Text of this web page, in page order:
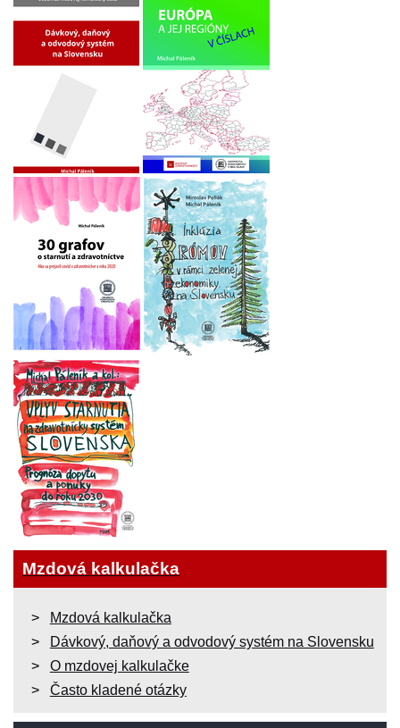
Mzdová kalkulačka
Mzdová kalkulačka
Dávkový, daňový a odvodový systém na Slovensku
O mzdovej kalkulačke
Často kladené otázky